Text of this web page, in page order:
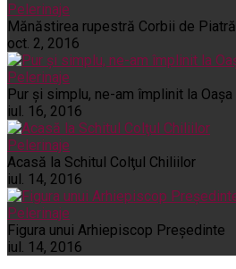
Pelerinaje
Mănăstirea rupestră Corbii de Piatră
oct. 2, 2016
Pelerinaje
Pur şi simplu, ne-am împlinit la Oaşa
iul. 16, 2016
Pelerinaje
Acasă la Schitul Colţul Chiliilor
iul. 14, 2016
Pelerinaje
Figura unui Arhiepiscop Preşedinte
iul. 14, 2016